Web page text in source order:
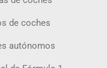
de coches
autónomos